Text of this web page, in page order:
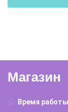
Магазин
Время